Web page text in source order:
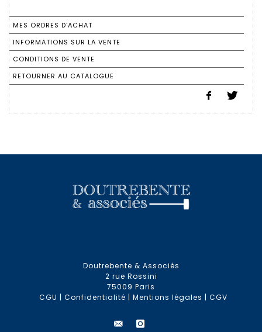
MES ORDRES D'ACHAT
INFORMATIONS SUR LA VENTE
CONDITIONS DE VENTE
RETOURNER AU CATALOGUE
Doutrebente & Associés
2 rue Rossini
75009 Paris
CGU | Confidentialité | Mentions légales | CGV